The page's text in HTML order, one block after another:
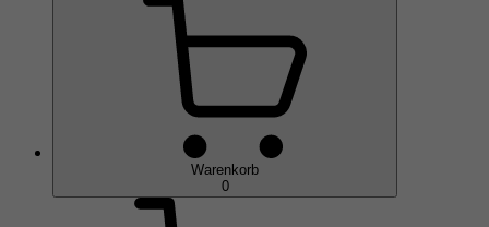
Warenkorb
0